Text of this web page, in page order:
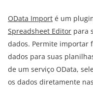
OData Import é um
Spreadsheet Editor para
dados. Permite importar
dados para suas
de um serviço OData,
os dados diretamente